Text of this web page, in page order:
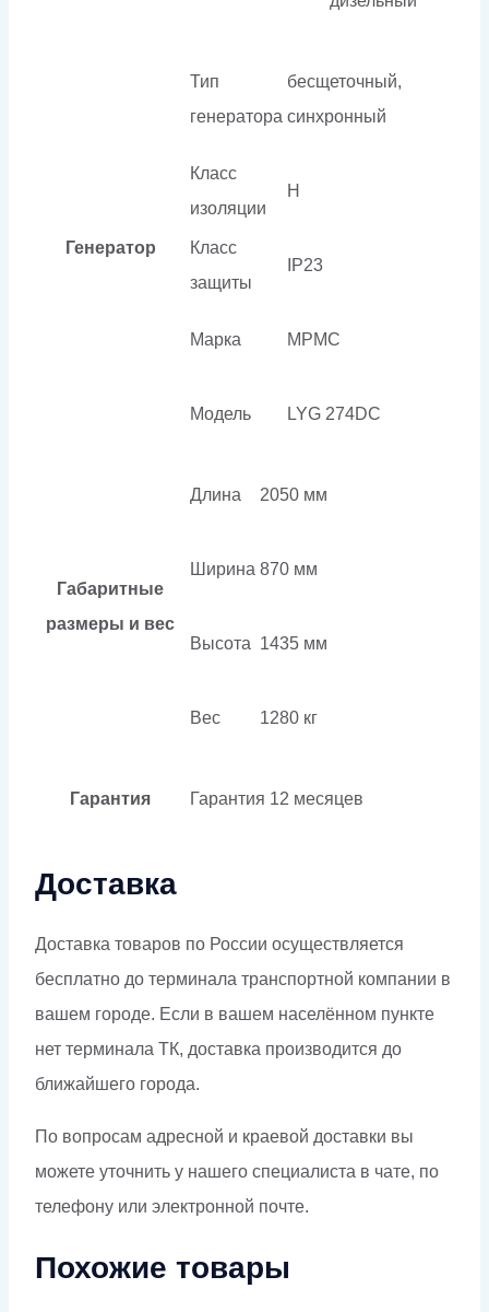
Генератор
Тип
генератора
бесщеточный,
синхронный
Класс
изоляции
H
Класс
защиты
IP23
Марка MPMC
Модель LYG 274DC
Габаритные
размеры и вес
Длина 2050 мм
Ширина 870 мм
Высота 1435 мм
Вес 1280 кг
Гарантия Гарантия 12 месяцев
Доставка
Доставка товаров по России осуществляется
бесплатно до терминала транспортной компании в
вашем городе. Если в вашем населённом пункте
нет терминала ТК, доставка производится до
ближайшего города.
По вопросам адресной и краевой доставки вы
можете уточнить у нашего специалиста в чате, по
телефону или электронной почте.
Похожие товары